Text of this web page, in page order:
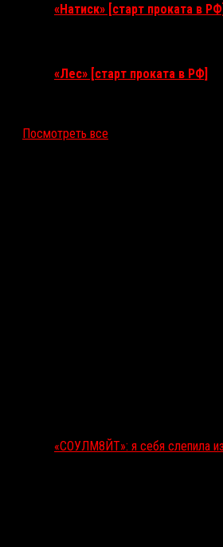
«Натиск» [старт проката в РФ]
«Лес» [старт проката в РФ]
Посмотреть все
«СОУЛМ8ЙТ»: я себя слепила